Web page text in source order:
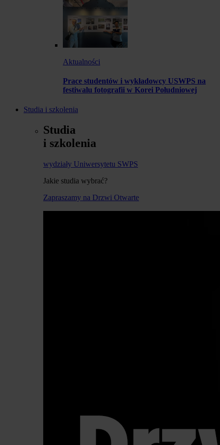
Aktualności
Prace studentów i wykładowcy USWPS na
festiwalu fotografii w Korei Południowej
Studia i szkolenia
Studia
i szkolenia
wydziały Uniwersytetu SWPS
Jakie studia wybrać?
Zapraszamy na Drzwi Otwarte